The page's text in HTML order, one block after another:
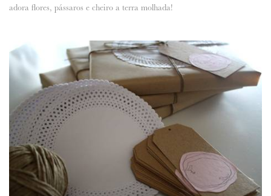
adora flores, pássaros e cheiro a terra molhada!